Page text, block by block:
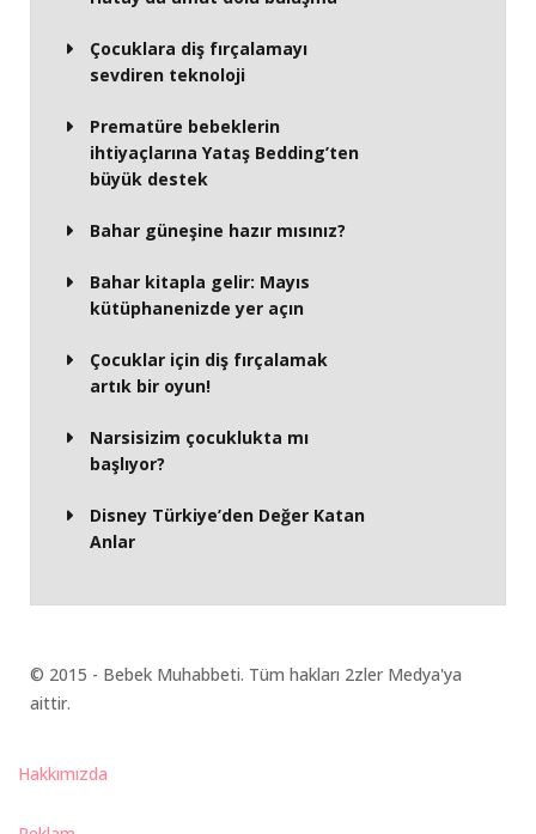
Çocuklara diş fırçalamayı
sevdiren teknoloji
Prematüre bebeklerin
ihtiyaçlarına Yataş Bedding’ten
büyük destek
Bahar güneşine hazır mısınız?
Bahar kitapla gelir: Mayıs
kütüphanenizde yer açın
Çocuklar için diş fırçalamak
artık bir oyun!
Narsisizim çocuklukta mı
başlıyor?
Disney Türkiye’den Değer Katan
Anlar
© 2015 - Bebek Muhabbeti. Tüm hakları 2zler Medya'ya
aittir.
Hakkımızda